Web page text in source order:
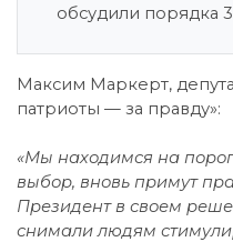
обсудили порядка
Максим Маркерт,
патриоты — за правду»:
«Мы находимся на
выбор, вновь примут
Президент в своем
снимали людям